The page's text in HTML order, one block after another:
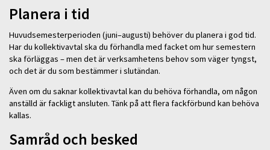
Planera i tid
Huvudsemesterperioden (juni–augusti) behöver du planera i god tid.
Har du kollektivavtal ska du förhandla med facket om hur semestern
ska förläggas – men det är verksamhetens behov som väger tyngst,
och det är du som bestämmer i slutändan.
Även om du saknar kollektivavtal kan du behöva förhandla, om någon
anställd är fackligt ansluten. Tänk på att flera fackförbund kan behöva
kallas.
Samråd och besked